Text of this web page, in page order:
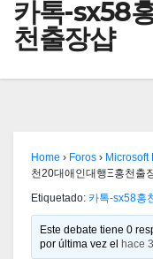
카톡-sx58
천출장샵
Home › Foros › Microsoft
천20대애인대행Ξ홍천출
Etiquetado: 카톡-sx58홍
Este debate tiene 0
por última vez el
hace